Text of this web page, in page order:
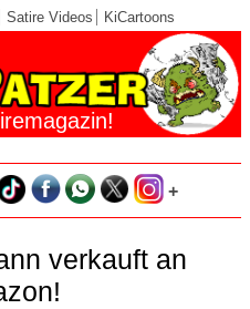
Satire Videos KiCartoons
+
verkauft an